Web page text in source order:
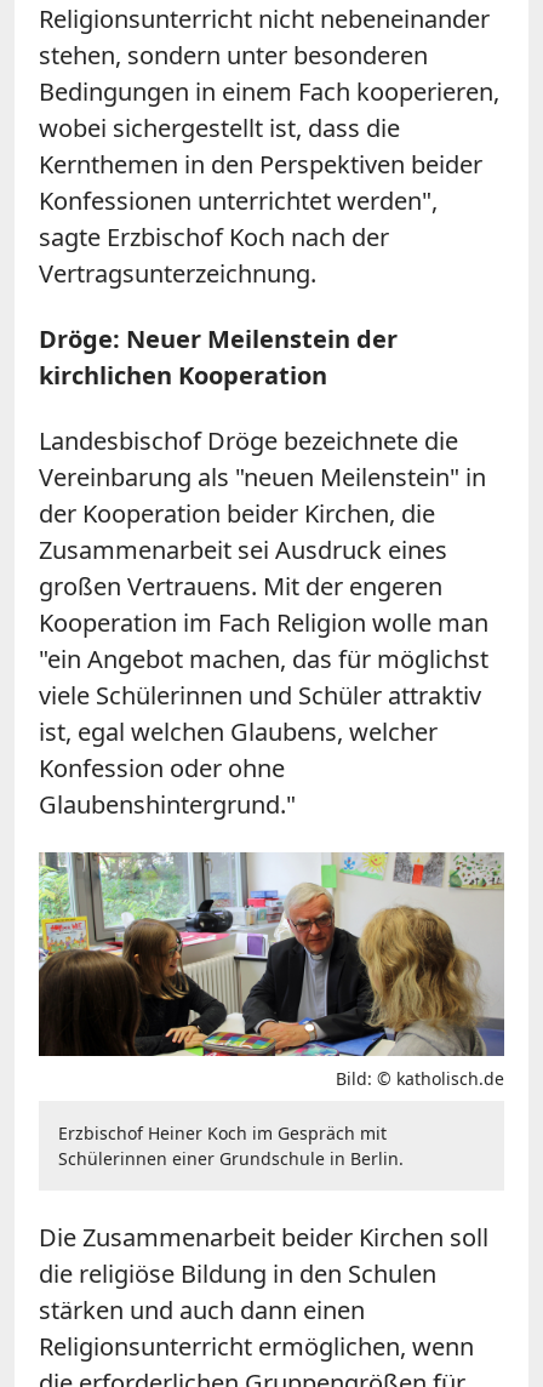
Religionsunterricht nicht nebeneinander
stehen, sondern unter besonderen
Bedingungen in einem Fach kooperieren,
wobei sichergestellt ist, dass die
Kernthemen in den Perspektiven beider
Konfessionen unterrichtet werden",
sagte Erzbischof Koch nach der
Vertragsunterzeichnung.
Dröge: Neuer Meilenstein der
kirchlichen Kooperation
Landesbischof Dröge bezeichnete die
Vereinbarung als "neuen Meilenstein" in
der Kooperation beider Kirchen, die
Zusammenarbeit sei Ausdruck eines
großen Vertrauens. Mit der engeren
Kooperation im Fach Religion wolle man
"ein Angebot machen, das für möglichst
viele Schülerinnen und Schüler attraktiv
ist, egal welchen Glaubens, welcher
Konfession oder ohne
Glaubenshintergrund."
Bild: © katholisch.de
Erzbischof Heiner Koch im Gespräch mit
Schülerinnen einer Grundschule in Berlin.
Die Zusammenarbeit beider Kirchen soll
die religiöse Bildung in den Schulen
stärken und auch dann einen
Religionsunterricht ermöglichen, wenn